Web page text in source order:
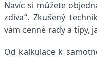
Navíc si můžete
zdiva“. Zkušený
vám cenné rady a tipy,
Od kalkulace k